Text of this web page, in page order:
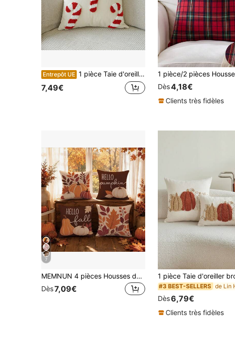
Entrepôt UE 1 pièce Taie d'oreiller en peluche thème Sucre d'orge de Noël, housse de coussin de décoration de maison de vacances, housse de coussin décoratif de chambre à coucher
7,49€
Dès4,18€
Clients très fidèles
7
MEMNUN 4 pièces Housses de coussin automne vintage marron foncé trois couleurs motif imprimé citrouille feuille d'érable baie [Insert de coussin non inclus], 40*40cm/45*45cm/50*50cm, [Impression unilatérale] Fabriqué en matériau polyester Bonjour Citrouille Bonjour Automne Maison chaleureuse Texte Feuilles d'automne bourgogne Branche de baies rouges Décoration Housses de coussin Décoration d'automne, Décoration de chambre, Décoration de maison, Décoration de chambre à coucher, Articles de décoration de chambre pour canapé, lit, salon, chambre à coucher, voiture, bureau, décoration d'hôtel Housses de coussin toutes saisons Convient parfaitement Cadeau parfait pour la famille et les amis
Dès7,09€ #3 BEST-SELLERS
Dès6,79€
Clients très fidèles